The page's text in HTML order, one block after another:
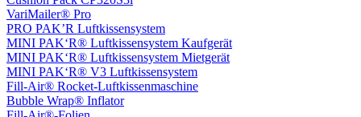
VariMailer® Pro
PRO PAK’R Luftkissensystem
MINI PAK‘R® Luftkissensystem Kaufgerät
MINI PAK‘R® Luftkissensystem Mietgerät
MINI PAK‘R® V3 Luftkissensystem
Fill-Air® Rocket-Luftkissenmaschine
Bubble Wrap® Inflator